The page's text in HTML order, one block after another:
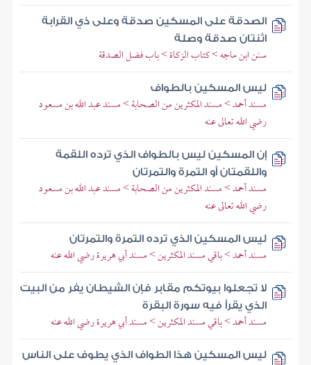
الصدقة على المسكين صدقة وعلى ذي القرابة
اثنتان صدقة وصلة
سنن ابن ماجه > كتاب الزكاة > باب فضل الصدقة
ليس المسكين بالطواف
مسند أحمد > مسند المكثرين من الصحابة > مسند عبد الله بن مسعود
رضي الله تعالى عنه
إن المسكين ليس بالطواف الذي ترده اللقمة
واللقمتان أو التمرة والتمرتان
مسند أحمد > مسند المكثرين من الصحابة > مسند عبد الله بن مسعود
رضي الله تعالى عنه
ليس المسكين الذي ترده التمرة والتمرتان
مسند أحمد > باقي مسند المكثرين > مسند أبي هريرة رضي الله عنه
لا تجعلوا بيوتكم مقابر فإن الشيطان يفر من البيت
الذي يقرأ فيه سورة البقرة
مسند أحمد > باقي مسند المكثرين > مسند أبي هريرة رضي الله عنه
ليس المسكين هذا الطواف الذي يطوف على الناس